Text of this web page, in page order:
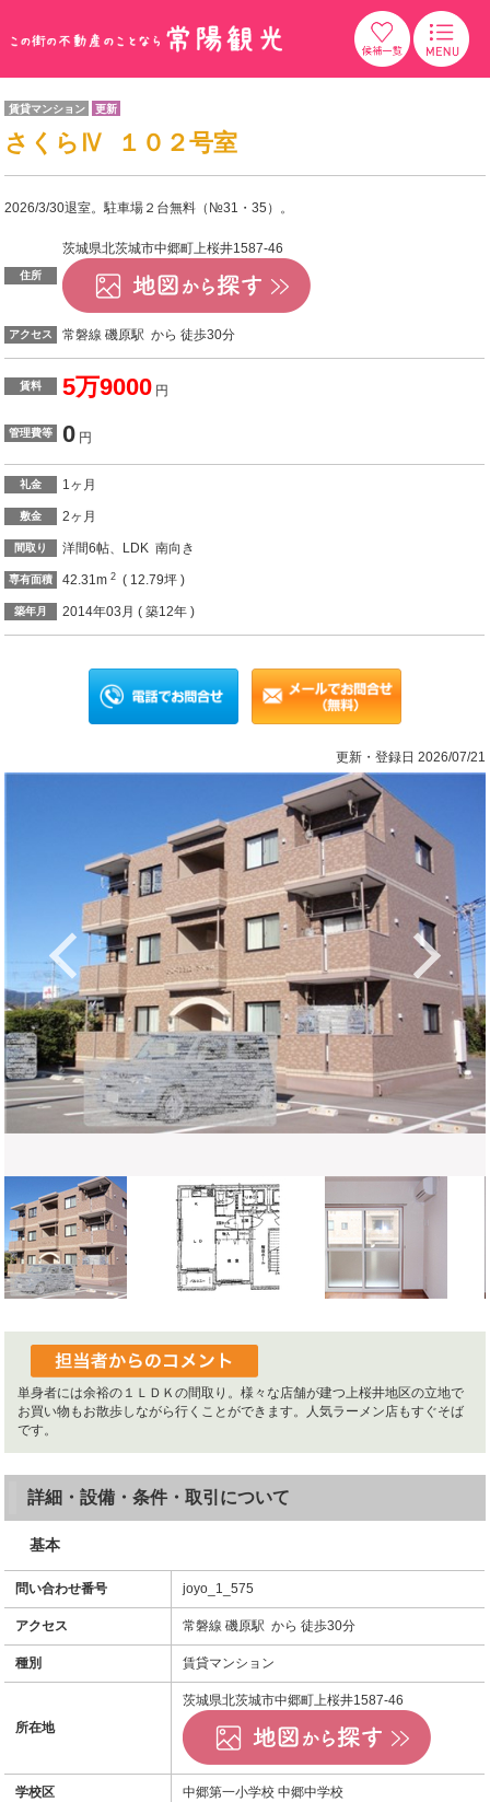
賃貸マンション 更新
さくらⅣ １０２号室
2026/3/30退室。駐車場２台無料（№31・35）。
住所
茨城県北茨城市中郷町上桜井1587-46
アクセス 常磐線 磯原駅 から 徒歩30分
賃料 5万9000 円
管理費等 0 円
礼金 1ヶ月
敷金 2ヶ月
間取り 洋間6帖、LDK 南向き
専有面積 42.31m2 ( 12.79坪 )
築年月 2014年03月 ( 築12年 )
更新・登録日 2026/07/21
Previous
単身者には余裕の１ＬＤＫの間取り。様々な店舗が建つ上桜井地区の立地で
お買い物もお散歩しながら行くことができます。人気ラーメン店もすぐそば
です。
詳細・設備・条件・取引について
基本
問い合わせ番号 joyo_1_575
アクセス 常磐線 磯原駅 から 徒歩30分
種別 賃貸マンション
所在地
茨城県北茨城市中郷町上桜井1587-46
学校区 中郷第一小学校 中郷中学校